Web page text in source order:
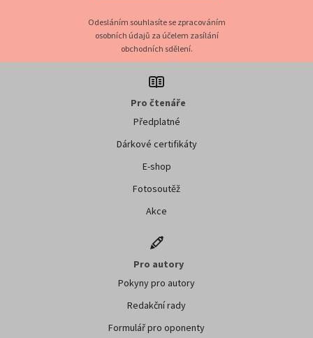
Odesláním souhlasíte se zpracováním
osobních údajů za účelem zasílání
obchodních sdělení.
Pro čtenáře
Předplatné
Dárkové certifikáty
E-shop
Fotosoutěž
Akce
Pro autory
Pokyny pro autory
Redakční rady
Formulář pro oponenty